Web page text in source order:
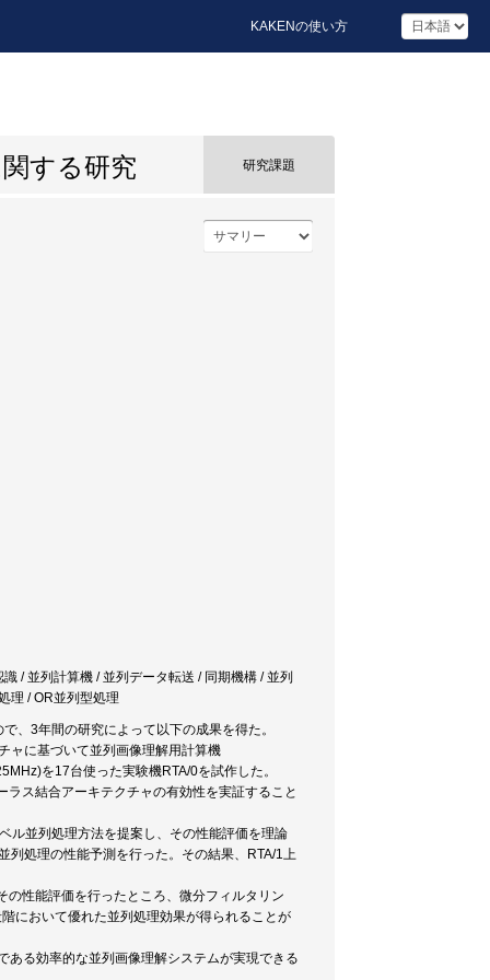
KAKENの使い方
する研究 研究課題
/ 並列計算機 / 並列データ転送 / 同期機構 / 並列
理 / OR並列型処理
、3年間の研究によって以下の成果を得た。
ャに基づいて並列画像理解用計算機
を17台使った実験機RTA/0を試作した。
ス結合アーキテクチャの有効性を実証すること
ル並列処理方法を提案し、その性能評価を理論
列処理の性能予測を行った。その結果、RTA/1上
性能評価を行ったところ、微分フィルタリン
において優れた並列処理効果が得られることが
ある効率的な並列画像理解システムが実現できる